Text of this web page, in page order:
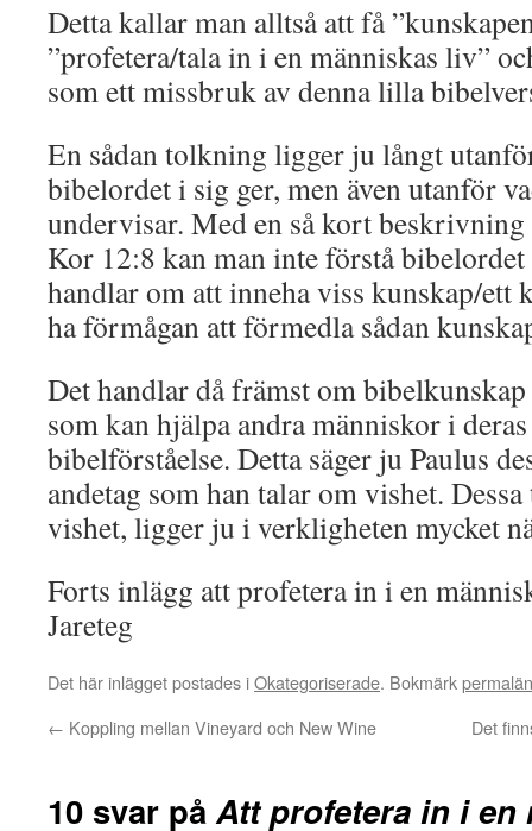
Detta kallar man alltså att få
”profetera/tala in i en människas liv”
som ett missbruk av denna lilla
En sådan tolkning ligger ju långt
bibelordet i sig ger, men även utanför
undervisar. Med en så kort beskrivning
Kor 12:8 kan man inte förstå bibelordet
handlar om att inneha viss kunskap/ett
ha förmågan att förmedla sådan
Det handlar då främst om
som kan hjälpa andra människor i
bibelförståelse. Detta säger ju Paulus
andetag som han talar om vishet.
vishet, ligger ju i verkligheten mycket
Forts inlägg att profetera in i en
Jareteg
Det här inlägget postades iOkategoriserade. Bokmärk
← Koppling mellan Vineyard och New Wine Det
10 svar påAtt profetera in i en